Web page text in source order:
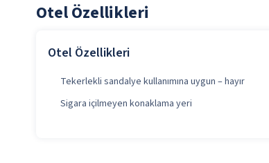
Otel Özellikleri
Otel Özellikleri
Tekerlekli sandalye kullanımına uygun – hayır
Sigara içilmeyen konaklama yeri